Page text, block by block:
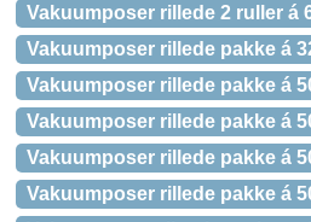
Vakuumposer rillede 2 ruller á
Vakuumposer rillede pakke á
Vakuumposer rillede pakke á
Vakuumposer rillede pakke á
Vakuumposer rillede pakke á
Vakuumposer rillede pakke á